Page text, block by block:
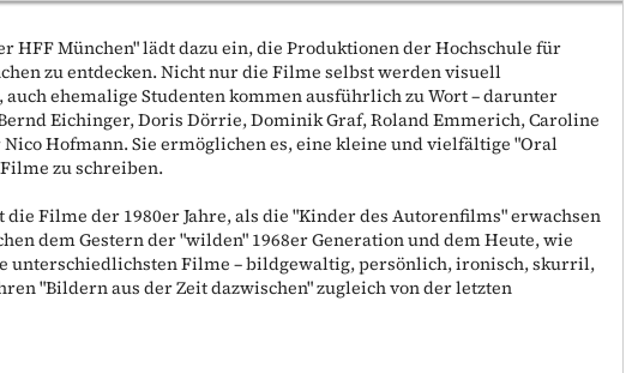
HFF München" lädt dazu ein, die Produktionen der Hochschule für
zu entdecken. Nicht nur die Filme selbst werden visuell
ehemalige Studenten kommen ausführlich zu Wort – darunter
Eichinger, Doris Dörrie, Dominik Graf, Roland Emmerich, Caroline
Hofmann. Sie ermöglichen es, eine kleine und vielfältige "Oral
zu schreiben.
Filme der 1980er Jahre, als die "Kinder des Autorenfilms" erwachsen
dem Gestern der "wilden" 1968er Generation und dem Heute, wie
unterschiedlichsten Filme – bildgewaltig, persönlich, ironisch, skurril,
"Bildern aus der Zeit dazwischen" zugleich von der letzten